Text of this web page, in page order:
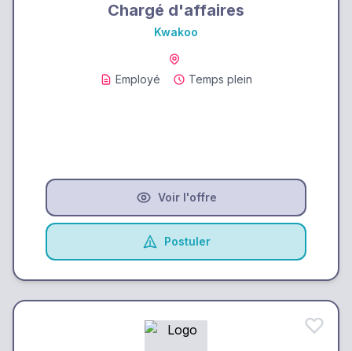
Chargé d'affaires
Kwakoo
Employé Temps plein
Voir l'offre
Postuler